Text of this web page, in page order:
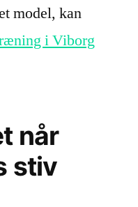
model, kan
i Viborg
når
stiv